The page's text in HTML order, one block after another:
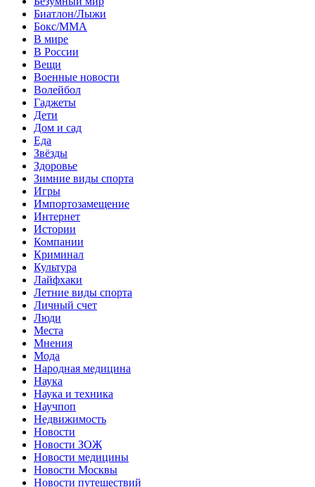
Биатлон/Лыжи
Бокс/MMA
В мире
В России
Вещи
Военные новости
Волейбол
Гаджеты
Дети
Дом и сад
Еда
Звёзды
Здоровье
Зимние виды спорта
Игры
Импортозамещение
Интернет
Истории
Компании
Криминал
Культура
Лайфхаки
Летние виды спорта
Личный счет
Люди
Места
Мнения
Мода
Народная медицина
Наука
Наука и техника
Научпоп
Недвижимость
Новости
Новости ЗОЖ
Новости медицины
Новости Москвы
Новости путешествий